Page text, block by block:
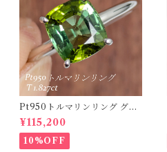
Pt950トルマリンリング グリ
ーントルマリン 1.827ct 【PR
O208635】
¥115,200
10%OFF